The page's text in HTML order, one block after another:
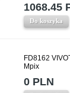
1068.45
Do koszyka
FD8162
Mpix
0 PLN